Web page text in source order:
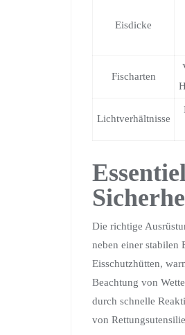
Eisdicke
Fischarten
Lichtverhältnisse
Die richtige
neben einer stabilen
Eisschutzhütten,
Beachtung von
durch schnelle
von